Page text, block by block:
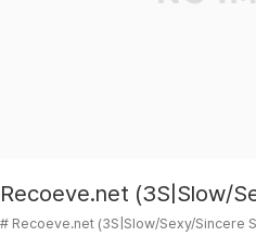
Recoeve.net (3S|Slow/
설명서/Manual
# Recoeve.net (3S|Slow/Sexy/Sincere